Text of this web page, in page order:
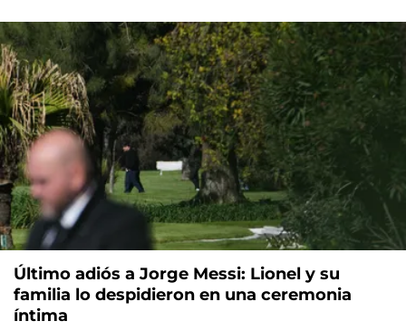
Último adiós a Jorge Messi: Lionel y su
familia lo despidieron en una ceremonia
íntima